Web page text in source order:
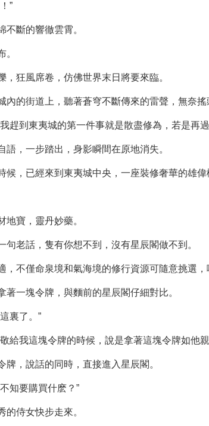
”
不斷的響徹雲霄。
。
，狂風席卷，仿佛世界末日將要來臨。
內的街道上，聽著蒼穹不斷傳來的雷聲，無奈搖
趕到東夷城的第一件事就是散盡修為，若是再
語，一步踏出，身影瞬間在原地消失。
候，已經來到東夷城中央，一座裝修奢華的雄偉
地寶，靈丹妙藥。
句老話，隻有你想不到，沒有星辰閣做不到。
，不僅命泉境和氣海境的修行資源可隨意挑選
著一塊令牌，與麵前的星辰閣仔細對比。
裏了。”
給我這塊令牌的時候，說是拿著這塊令牌如他
牌，說話的同時，直接進入星辰閣。
知要購買什麽？”
的侍女快步走來。